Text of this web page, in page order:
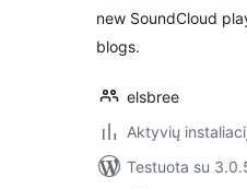
new SoundCloud
blogs.
elsbree
Aktyvių
Testuota su